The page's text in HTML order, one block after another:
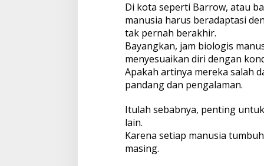
Di kota seperti Barrow, atau
manusia harus beradaptasi
tak pernah berakhir.
Bayangkan, jam biologis
menyesuaikan diri dengan
Apakah artinya mereka salah
pandang dan pengalaman.
Itulah sebabnya, penting
lain.
Karena setiap manusia
masing.